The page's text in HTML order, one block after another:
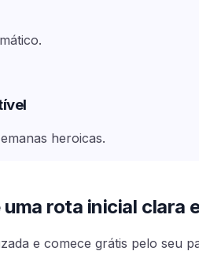
heroicas.
rota inicial clara
e comece grátis pelo seu